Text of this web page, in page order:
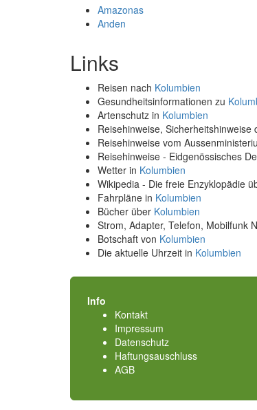
Amazonas
Anden
Links
Reisen nach Kolumbien
Gesundheitsinformationen zu
Artenschutz in Kolumbien
Reisehinweise,
Reisehinweise vom
Reisehinweise - Eidgenössisches
Wetter in Kolumbien
Wikipedia - Die freie Enzyklopädie
Fahrpläne in Kolumbien
Bücher über Kolumbien
Strom, Adapter, Telefon, Mobilfunk
Botschaft von Kolumbien
Die aktuelle Uhrzeit in Kolumbien
Info
Kontakt
Impressum
Datenschutz
Haftungsauschluss
AGB